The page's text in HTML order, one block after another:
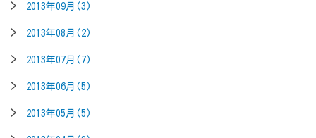
2013年09月(3)
2013年08月(2)
2013年07月(7)
2013年06月(5)
2013年05月(5)